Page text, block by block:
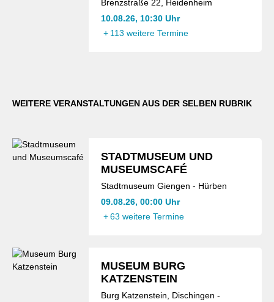
Brenzstraße 22, Heidenheim
10.08.26, 10:30 Uhr
+ 113 weitere Termine
WEITERE VERANSTALTUNGEN AUS DER SELBEN RUBRIK
STADTMUSEUM UND
MUSEUMSCAFÉ
Stadtmuseum Giengen - Hürben
09.08.26, 00:00 Uhr
+ 63 weitere Termine
MUSEUM BURG
KATZENSTEIN
Burg Katzenstein, Dischingen -